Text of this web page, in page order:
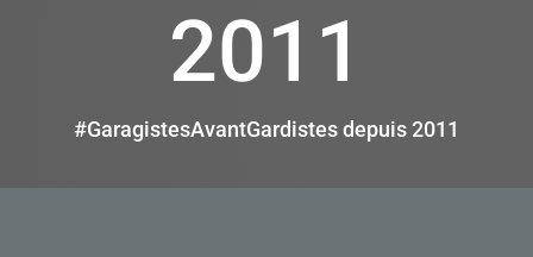
2011
#GaragistesAvantGardistes depuis 2011